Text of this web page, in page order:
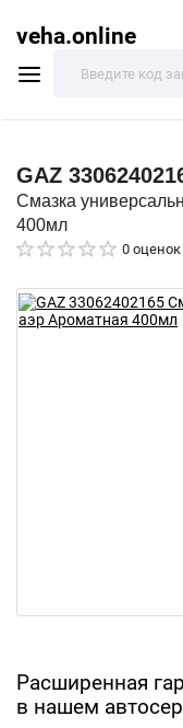
veha.online
GAZ
Смазка
400мл
0 оценок
Расширенная
в нашем